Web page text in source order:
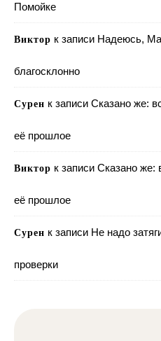
Помойке
Виктор к записи Надеюсь,
благосклонно
Сурен к записи Сказано же:
её прошлое
Виктор к записи Сказано же:
её прошлое
Сурен к записи Не надо
проверки